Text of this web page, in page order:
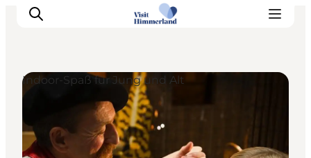
Erlebnisse
Natur
Indoor-Spaß für Jung und Alt